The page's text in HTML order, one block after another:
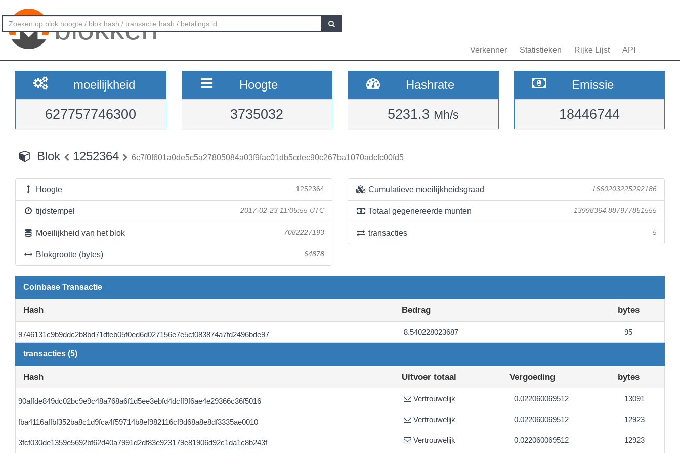
blokken
Verkenner Statistieken Rijke Lijst API
moeilijkheid
627757746300
Hoogte
3735032
Hashrate
5231.3 Mh/s
Emissie
18446744
Blok 1252364 6c7f0f601a0de5c5a27805084a03f9fac01db5cdec90c267ba1070adcfc00fd5
Hoogte 1252364
tijdstempel 2017-02-23 11:05:55 UTC
Moeilijkheid van het blok 7082227193
Blokgrootte (bytes) 64878
Cumulatieve moeilijkheidsgraad 1660203225292186
Totaal gegenereerde munten 13998364.887977851555
transacties 5
Coinbase Transactie
Hash Bedrag bytes
9746131c9b9ddc2b8bd71dfeb05f0ed6d027156e7e5cf083874a7fd2496bde97 8.540228023687 95
transacties (5)
Hash Uitvoer totaal Vergoeding bytes
90affde849dc02bc9e9c48a768a6f1d5ee3ebfd4dcff9f6ae4e29366c36f5016 Vertrouwelijk 0.022060069512 13091
fba4116affbf352ba8c1d9fca4f59714b8ef982116cf9d68a8e8df3335ae0010 Vertrouwelijk 0.022060069512 12923
3fcf030de1359e5692bf62d40a7991d2df83e923179e81906d92c1da1c8b243f Vertrouwelijk 0.022060069512 12923